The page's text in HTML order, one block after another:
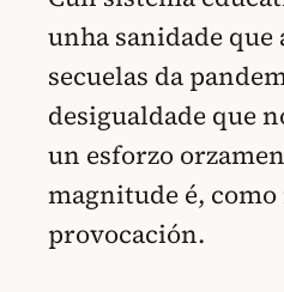
unha sanidade
secuelas da
desigualdade que
un esforzo
magnitude é,
provocación.